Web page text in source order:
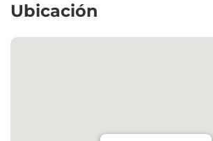
Ubicación